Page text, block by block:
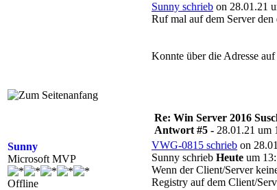
Sunny schrieb on 28.01.21
Ruf mal auf dem Server
Konnte über die Adresse
Sunny
Microsoft MVP
Offline
Re: Win Server 2016
Antwort #5 - 28.01.21 um
VWG-0815 schrieb on
Sunny schrieb Heute um
Wenn der Client/Server
Registry auf dem Client/